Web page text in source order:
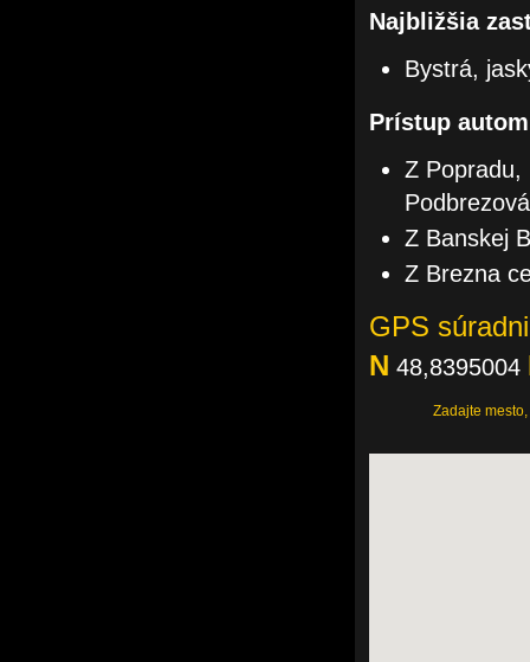
Najbližšia
Bystrá,
Prístup
Z Popradu,
Z Banskej
Z Brezna
GPS
N 48,8395004
Zadajte